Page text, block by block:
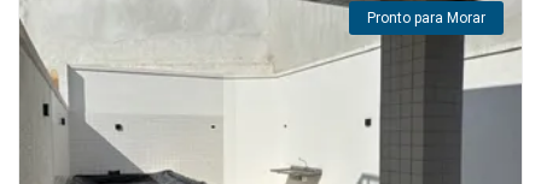
Pronto para Morar